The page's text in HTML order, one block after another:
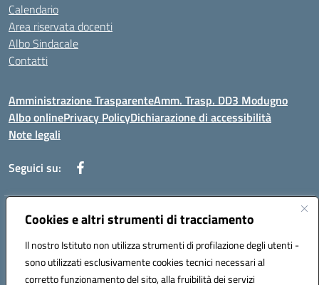
Cookies e altri strumenti di tracciamento
Il nostro Istituto non utilizza strumenti di profilazione degli utenti -
sono utilizzati esclusivamente cookies tecnici necessari al
corretto funzionamento del sito, alla fruibilità dei servizi
Calendario
Area riservata docenti
Albo Sindacale
Contatti
Amministrazione TrasparenteAmm. Trasp. DD3 Modugno
Albo onlinePrivacy PolicyDichiarazione di accessibilità
Note legali
Seguici su:
Indirizzo:Via Magna Grecia, 1 - 70026 Modugno (Bari)
Posta elettronica certificata (PEC):baic8ap005@pec.istruzione.it
Codice fiscale: 93548950729